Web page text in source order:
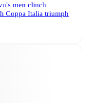
men clinch
Coppa Italia triumph